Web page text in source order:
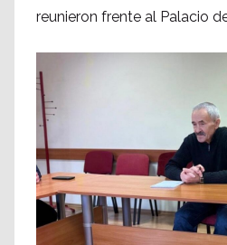
reunieron frente al Palacio